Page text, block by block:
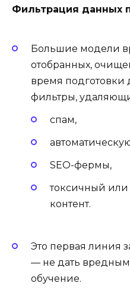
Фильтрация данных
Большие модели
отобранных,
время
фильтры,
спам,
SEO-фермы,
токсичный
контент.
Это первая линия
— не дать
обучение.